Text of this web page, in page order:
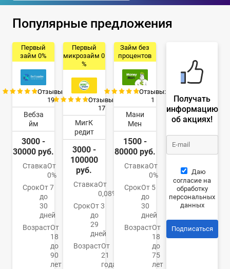
Популярные предложения
Первый
займ 0%
Отзывы:
19
Вебза
йм
3000 -
30000 руб.
СтавкаОт
0%
СрокОт 7
до
30
дней
ВозрастОт
18
до
90
лет
Первый
микрозайм 0
%
Отзывы:
17
МигК
редит
3000 -
100000
руб.
СтавкаОт
0,08%
СрокОт 3
до
29
дней
ВозрастОт
21
года
Займ без
процентов
Отзывы:
1
Мани
Мен
1500 -
80000 руб.
СтавкаОт
0%
СрокОт 5
до
30
дней
ВозрастОт
18
до
75
лет
Получать
информацию
об акциях!
Даю
согласие на
обработку
персональных
данных
Подписаться